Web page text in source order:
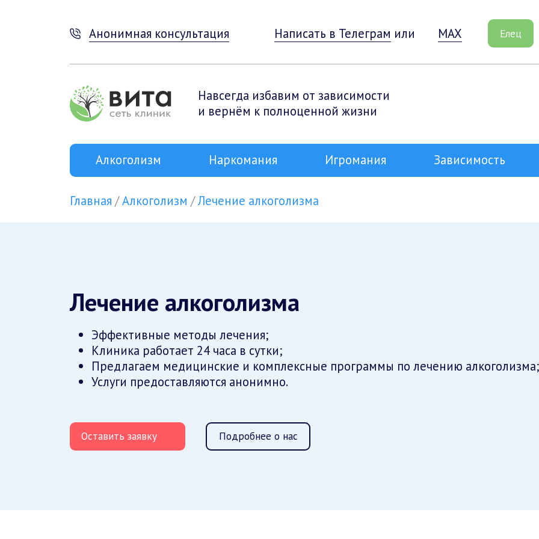
Анонимная консультация Написать в Телеграм или MAX Елец
Навсегда избавим от зависимости
и вернём к полноценной жизни
Алкоголизм Наркомания Игромания Зависимость
Главная Алкоголизм Лечение алкоголизма
Лечение алкоголизма
Эффективные методы лечения;
Клиника работает 24 часа в сутки;
Предлагаем медицинские и комплексные программы по лечению алкоголизма;
Услуги предоставляются анонимно.
Оставить заявку Подробнее о нас